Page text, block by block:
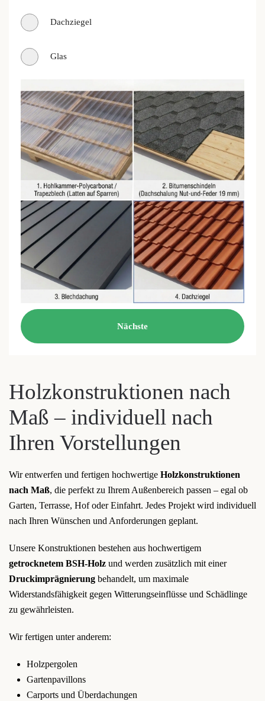
Dachziegel
Glas
Nächste
Holzkonstruktionen nach
Maß – individuell nach
Ihren Vorstellungen
Wir entwerfen und fertigen hochwertige Holzkonstruktionen
nach Maß, die perfekt zu Ihrem Außenbereich passen – egal ob
Garten, Terrasse, Hof oder Einfahrt. Jedes Projekt wird individuell
nach Ihren Wünschen und Anforderungen geplant.
Unsere Konstruktionen bestehen aus hochwertigem
getrocknetem BSH-Holz und werden zusätzlich mit einer
Druckimprägnierung behandelt, um maximale
Widerstandsfähigkeit gegen Witterungseinflüsse und Schädlinge
zu gewährleisten.
Wir fertigen unter anderem:
Holzpergolen
Gartenpavillons
Carports und Überdachungen